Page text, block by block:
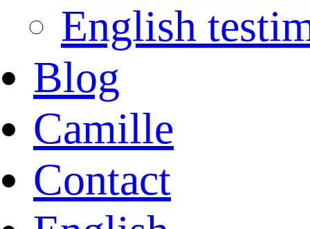
English
Blog
Camille
Contact